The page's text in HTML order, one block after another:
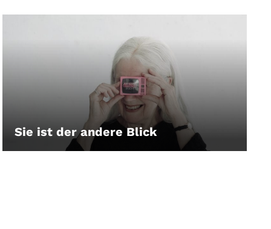
Sie ist der andere Blick
LEIHEN